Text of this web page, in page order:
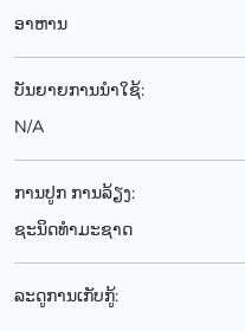
ອາຫານ
ບັນຍາຍການນຳໃຊ້:
N/A
ການປູກ ການລ້ຽງ:
ຊະນິດທຳມະຊາດ
ລະດູການເກັບກູ້: